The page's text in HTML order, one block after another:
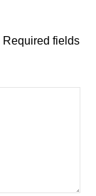
Required fields